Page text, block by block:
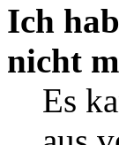
Ich
nicht
Es